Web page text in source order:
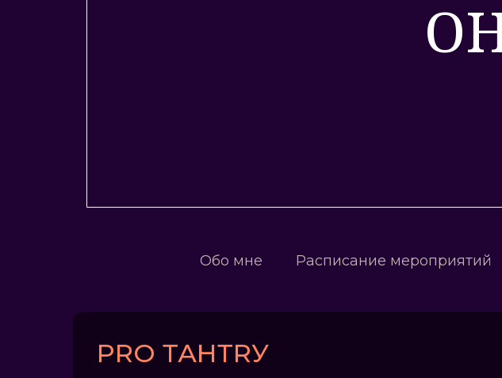
Расписание мероприятий
Обо мне
PRO ТАНТRУ